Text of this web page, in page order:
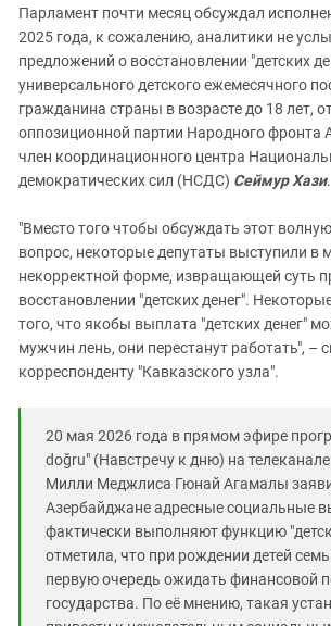
Парламент почти месяц обсуждал
2025 года, к сожалению, аналитики не
предложений о восстановлении "детских
универсального детского ежемесячного
гражданина страны в возрасте до 18 лет,
оппозиционной партии Народного фронта
член координационного центра
демократических сил (НСДС) Сеймур Хази.
"Вместо того чтобы обсуждать этот
вопрос, некоторые депутаты выступили в
некорректной форме, извращающей суть
восстановлении "детских денег".
того, что якобы выплата "детских денег"
мужчин лень, они перестанут работать", –
корреспонденту "Кавказского узла".
20 мая 2026 года в прямом эфире
doğru" (Навстречу к дню) на телеканале
Милли Меджлиса Гюнай Агамалы
Азербайджане адресные социальные
фактически выполняют функцию
отметила, что при рождении детей
первую очередь ожидать финансовой
государства. По её мнению, такая